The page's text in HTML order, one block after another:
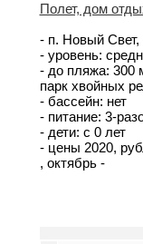
Полет, дом
- п. Новый
- уровень:
- до пляжа: 300
парк хвойных
- бассейн: нет
- питание: 3-
- дети: с 0 лет
- цены 2020,
, октябрь -